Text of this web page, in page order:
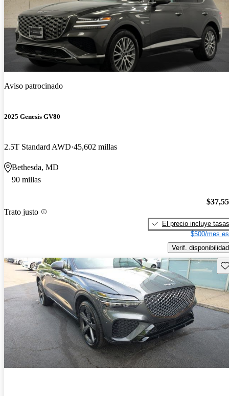
Aviso patrocinado
2025 Genesis GV80
2.5T Standard AWD 45,602 millas
Bethesda, MD
90 millas
Trato justo
El precio incluye tasas
$500/mes
Verif. disponibilidad